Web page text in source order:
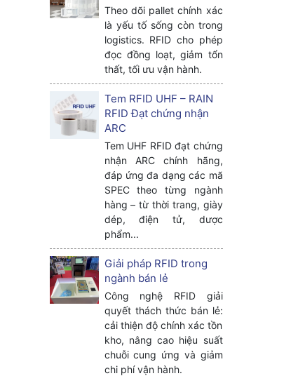
Theo dõi pallet chính xác
là yếu tố sống còn trong
logistics. RFID cho phép
đọc đồng loạt, giảm tổn
thất, tối ưu vận hành.
Tem RFID UHF – RAIN
RFID Đạt chứng nhận
ARC
Tem UHF RFID đạt chứng
nhận ARC chính hãng,
đáp ứng đa dạng các mã
SPEC theo từng ngành
hàng – từ thời trang, giày
dép, điện tử, dược
phẩm...
Giải pháp RFID trong
ngành bán lẻ
Công nghệ RFID giải
quyết thách thức bán lẻ:
cải thiện độ chính xác tồn
kho, nâng cao hiệu suất
chuỗi cung ứng và giảm
chi phí vận hành.